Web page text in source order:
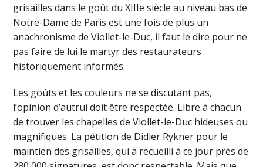
grisailles dans le goût du XIIIe siècle au niveau bas de
Notre-Dame de Paris est une fois de plus un
anachronisme de Viollet-le-Duc, il faut le dire pour ne
pas faire de lui le martyr des restaurateurs
historiquement informés.
Les goûts et les couleurs ne se discutant pas,
l’opinion d’autrui doit être respectée. Libre à chacun
de trouver les chapelles de Viollet-le-Duc hideuses ou
magnifiques. La pétition de Didier Rykner pour le
maintien des grisailles, qui a recueilli à ce jour près de